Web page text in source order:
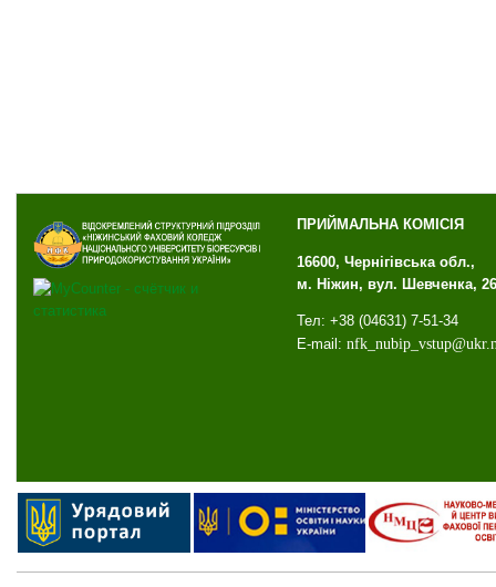
ПРИЙМАЛЬНА КОМІСІЯ
16600, Чернігівська обл.,
м. Ніжин, вул. Шевченка, 26
Тел: +38 (04631) 7-51-34
E-mail: nfk_ nubip_ vstup@ukr.